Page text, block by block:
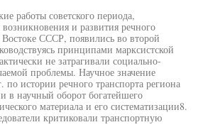
работы советского периода,
и развития речного
СССР, появились во второй
принципами марксистской
не затрагивали социально-
проблемы. Научное значение
по истории речного транспорта региона
в научный оборот богатейшего
материала и его систематизации8.
критиковали транспортную